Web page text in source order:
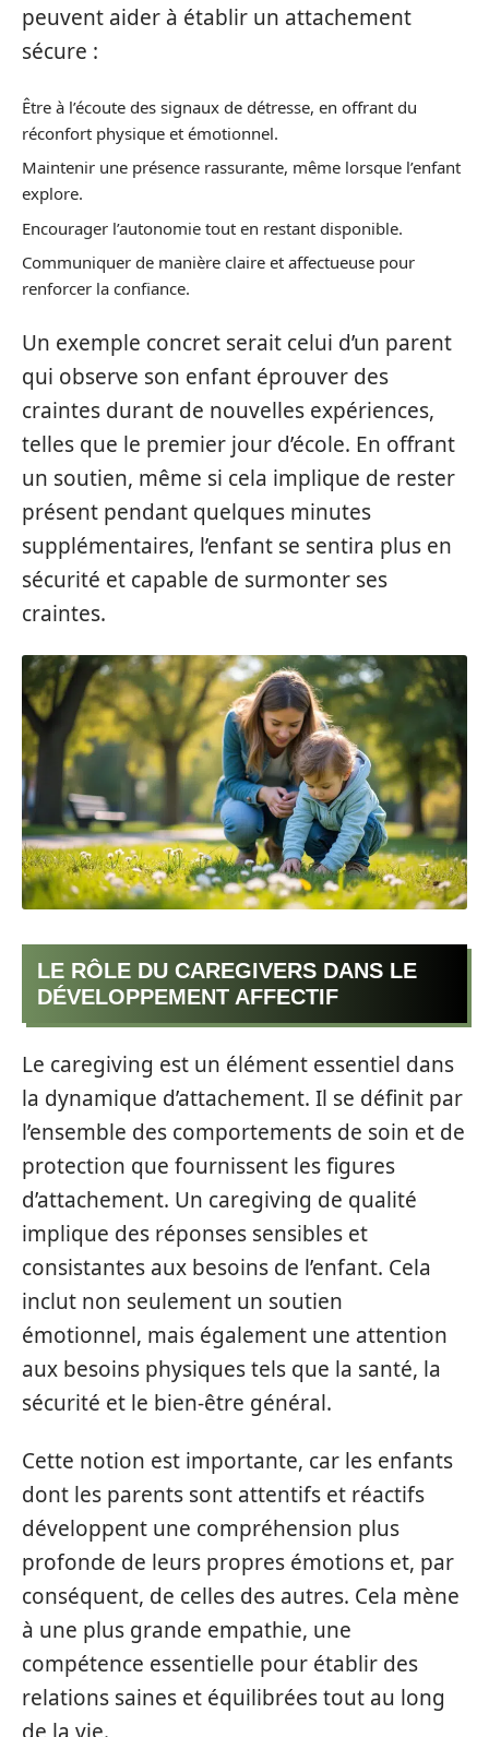
peuvent aider à établir un attachement
sécure :
Être à l’écoute des signaux de détresse, en offrant du
réconfort physique et émotionnel.
Maintenir une présence rassurante, même lorsque l’enfant
explore.
Encourager l’autonomie tout en restant disponible.
Communiquer de manière claire et affectueuse pour
renforcer la confiance.
Un exemple concret serait celui d’un parent
qui observe son enfant éprouver des
craintes durant de nouvelles expériences,
telles que le premier jour d’école. En offrant
un soutien, même si cela implique de rester
présent pendant quelques minutes
supplémentaires, l’enfant se sentira plus en
sécurité et capable de surmonter ses
craintes.
LE RÔLE DU CAREGIVERS DANS LE
DÉVELOPPEMENT AFFECTIF
Le caregiving est un élément essentiel dans
la dynamique d’attachement. Il se définit par
l’ensemble des comportements de soin et de
protection que fournissent les figures
d’attachement. Un caregiving de qualité
implique des réponses sensibles et
consistantes aux besoins de l’enfant. Cela
inclut non seulement un soutien
émotionnel, mais également une attention
aux besoins physiques tels que la santé, la
sécurité et le bien-être général.
Cette notion est importante, car les enfants
dont les parents sont attentifs et réactifs
développent une compréhension plus
profonde de leurs propres émotions et, par
conséquent, de celles des autres. Cela mène
à une plus grande empathie, une
compétence essentielle pour établir des
relations saines et équilibrées tout au long